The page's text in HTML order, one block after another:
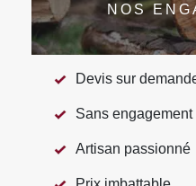
NOS
Devis sur
Sans engagement
Artisan passionné